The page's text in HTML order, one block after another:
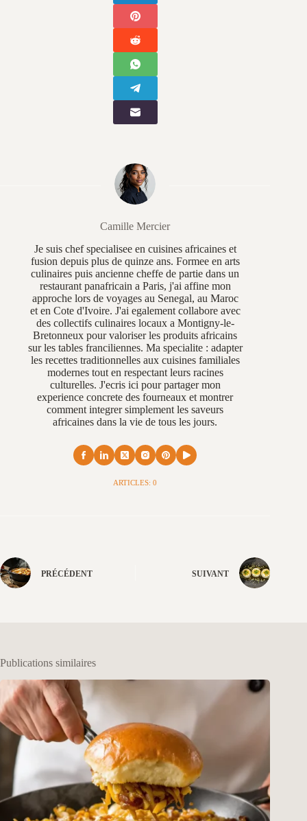
Camille Mercier
Je suis chef specialisee en cuisines africaines et
fusion depuis plus de quinze ans. Formee en arts
culinaires puis ancienne cheffe de partie dans un
restaurant panafricain a Paris, j'ai affine mon
approche lors de voyages au Senegal, au Maroc
et en Cote d'Ivoire. J'ai egalement collabore avec
des collectifs culinaires locaux a Montigny-le-
Bretonneux pour valoriser les produits africains
sur les tables franciliennes. Ma specialite : adapter
les recettes traditionnelles aux cuisines familiales
modernes tout en respectant leurs racines
culturelles. J'ecris ici pour partager mon
experience concrete des fourneaux et montrer
comment integrer simplement les saveurs
africaines dans la vie de tous les jours.
ARTICLES: 0
PRÉCÉDENT SUIVANT
Publications similaires